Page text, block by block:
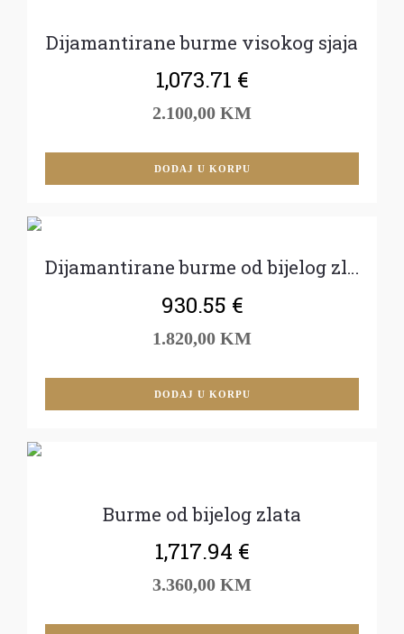
Dijamantirane burme visokog sjaja
1,073.71 €
2.100,00 KM
DODAJ U KORPU
Dijamantirane burme od bijelog zlata
930.55 €
1.820,00 KM
DODAJ U KORPU
Burme od bijelog zlata
1,717.94 €
3.360,00 KM